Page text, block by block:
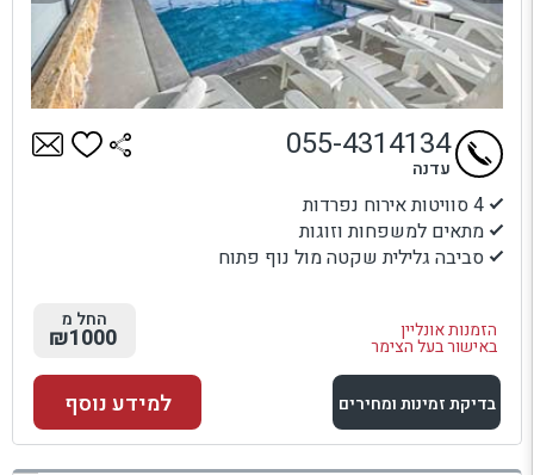
4 סוויטות אירוח נפרדות
מתאים למשפחות וזוגות
סביבה גלילית שקטה מול נוף פתוח
הזמנות אונליין
באישור בעל הצימר
055-4314134
עדנה
החל מ
₪1000
בדיקת זמינות ומחירים
למתחם זה
למידע נוסף